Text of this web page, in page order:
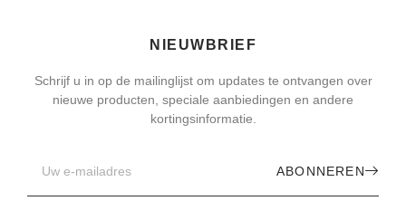
NIEUWBRIEF
Schrijf u in op de mailinglijst om updates te ontvangen over
nieuwe producten, speciale aanbiedingen en andere
kortingsinformatie.
ABONNEREN